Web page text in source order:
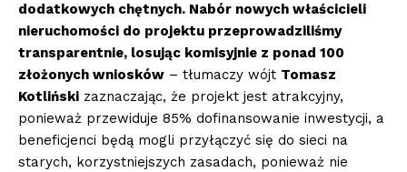
dodatkowych chętnych. Nabór nowych właścicieli
nieruchomości do projektu przeprowadziliśmy
transparentnie, losując komisyjnie z ponad 100
złożonych wniosków – tłumaczy wójt Tomasz
Kotliński zaznaczając, że projekt jest atrakcyjny,
ponieważ przewiduje 85% dofinansowanie inwestycji, a
beneficjenci będą mogli przyłączyć się do sieci na
starych, korzystniejszych zasadach, ponieważ nie